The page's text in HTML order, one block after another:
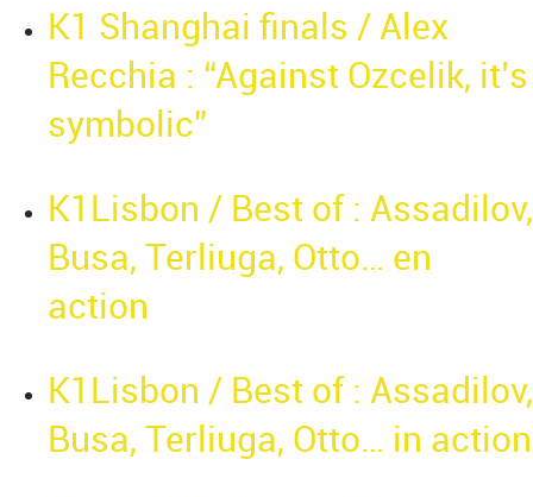
K1 Shanghai finals / Alex
Recchia : “Against Ozcelik, it’s
symbolic”
K1Lisbon / Best of : Assadilov,
Busa, Terliuga, Otto… en
action
K1Lisbon / Best of : Assadilov,
Busa, Terliuga, Otto… in action